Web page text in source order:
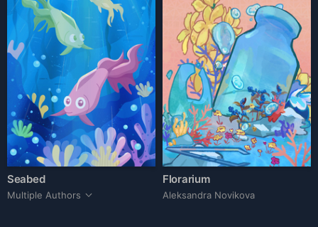
Seabed
Multiple Authors
Florarium
Aleksandra Novikova